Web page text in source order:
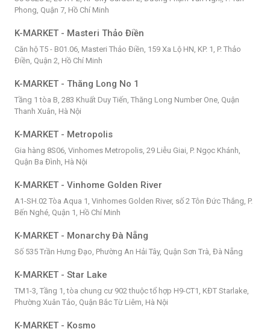
Phong, Quận 7, Hồ Chí Minh
K-MARKET - Masteri Thảo Điền
Căn hộ T5 - B01.06, Masteri Thảo Điền, 159 Xa Lộ HN, KP. 1, P. Thảo
Điền, Quận 2, Hồ Chí Minh
K-MARKET - Thăng Long No 1
Tầng 1 tòa B, 283 Khuất Duy Tiến, Thăng Long Number One, Quận
Thanh Xuân, Hà Nội
K-MARKET - Metropolis
Gia hàng 8S06, Vinhomes Metropolis, 29 Liễu Giai, P. Ngọc Khánh,
Quận Ba Đình, Hà Nội
K-MARKET - Vinhome Golden River
A1-SH.02 Tòa Aqua 1, Vinhomes Golden River, số 2 Tôn Đức Thắng, P.
Bến Nghé, Quận 1, Hồ Chí Minh
K-MARKET - Monarchy Đà Nẵng
Số 535 Trần Hưng Đạo, Phường An Hải Tây, Quận Sơn Trà, Đà Nẵng
K-MARKET - Star Lake
TM1-3, Tầng 1, tòa chung cư 902 thuộc tổ hợp H9-CT1, KĐT Starlake,
Phường Xuân Tảo, Quận Bắc Từ Liêm, Hà Nội
K-MARKET - Kosmo